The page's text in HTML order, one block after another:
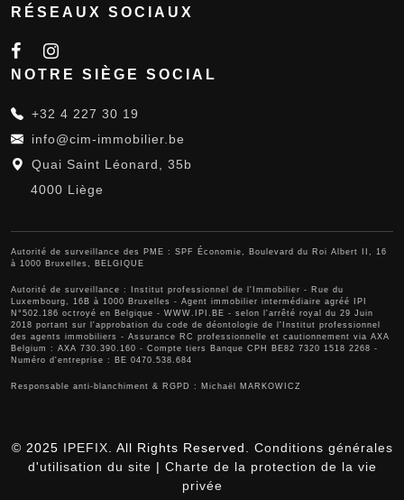
RÉSEAUX SOCIAUX
NOTRE SIÈGE SOCIAL
+32 4 227 30 19
info@cim-immobilier.be
Quai Saint Léonard, 35b
4000 Liège
Autorité de surveillance des PME : SPF Économie, Boulevard du Roi Albert II, 16
à 1000 Bruxelles, BELGIQUE
Autorité de surveillance : Institut professionnel de l'Immobilier - Rue du
Luxembourg, 16B à 1000 Bruxelles - Agent immobilier intermédiaire agréé IPI
N°502.186 octroyé en Belgique - WWW.IPI.BE - selon l'arrêté royal du 29 Juin
2018 portant sur l'approbation du code de déontologie de l'Institut professionnel
des agents immobiliers - Assurance RC professionnelle et cautionnement via AXA
Belgium : AXA 730.390.160 - Compte tiers Banque CPH BE82 7320 1518 2268 -
Numéro d'entreprise : BE 0470.538.684
Responsable anti-blanchiment & RGPD : Michaël MARKOWICZ
© 2025 IPEFIX . All Rights Reserved. Conditions générales
d'utilisation du site | Charte de la protection de la vie
privée